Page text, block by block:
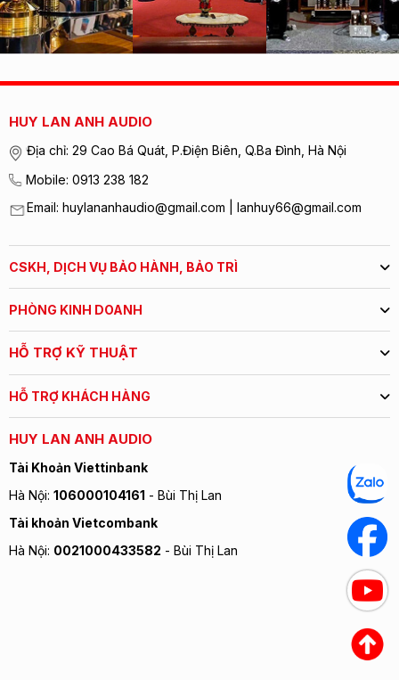
HUY LAN ANH AUDIO
Địa chỉ: 29 Cao Bá Quát, P.Điện Biên, Q.Ba Đình, Hà Nội
Mobile: 0913 238 182
Email: huylananhaudio@gmail.com | lanhuy66@gmail.com
CSKH, DỊCH VỤ BẢO HÀNH, BẢO TRÌ
PHÒNG KINH DOANH
HỖ TRỢ KỸ THUẬT
HỖ TRỢ KHÁCH HÀNG
HUY LAN ANH AUDIO
Tài Khoản Viettinbank
Hà Nội: 106000104161 - Bùi Thị Lan
Tài khoản Vietcombank
Hà Nội: 0021000433582 - Bùi Thị Lan